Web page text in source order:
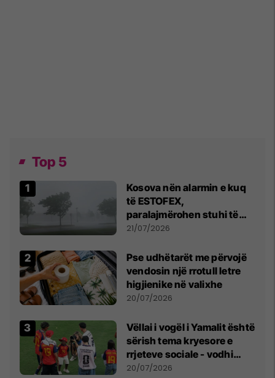
Top 5
Kosova nën alarmin e kuq
të ESTOFEX,
paralajmërohen stuhi të
fuqishme me breshër dhe
21/07/2026
Pse udhëtarët me përvojë
vendosin një rrotull letre
higjienike në valixhe
20/07/2026
Vëllai i vogël i Yamalit është
sërish tema kryesore e
rrjeteve sociale - vodhi
vëmendjen pas finales së
20/07/2026